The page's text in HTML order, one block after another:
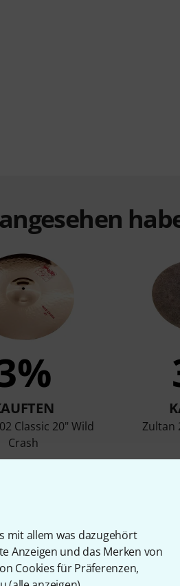
mit allem was dazugehört
Anzeigen und das Merken von
Cookies für Präferenzen,
Classic 20" Wild
Crash
359 €
Zultan